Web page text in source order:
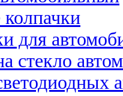
для
стекло